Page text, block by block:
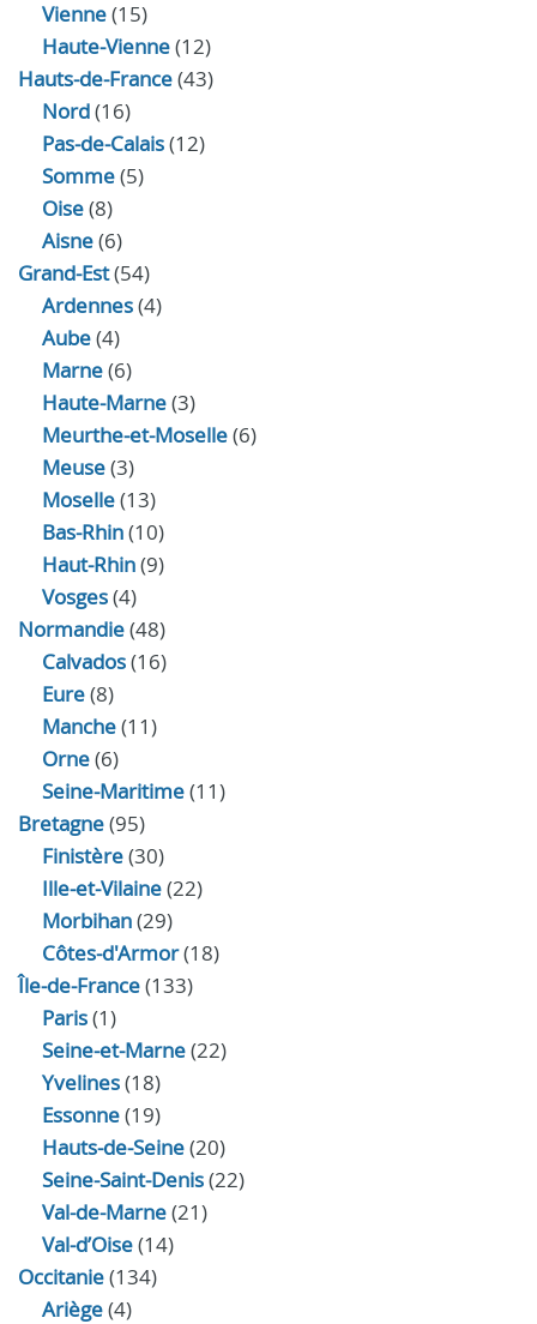
Vienne(15)
Haute-Vienne(12)
Hauts-de-France(43)
Nord(16)
Pas-de-Calais(12)
Somme(5)
Oise(8)
Aisne(6)
Grand-Est(54)
Ardennes(4)
Aube(4)
Marne(6)
Haute-Marne(3)
Meurthe-et-Moselle(6)
Meuse(3)
Moselle(13)
Bas-Rhin(10)
Haut-Rhin(9)
Vosges(4)
Normandie(48)
Calvados(16)
Eure(8)
Manche(11)
Orne(6)
Seine-Maritime(11)
Bretagne(95)
Finistère(30)
Ille-et-Vilaine(22)
Morbihan(29)
Côtes-d'Armor(18)
Île-de-France(133)
Paris(1)
Seine-et-Marne(22)
Yvelines(18)
Essonne(19)
Hauts-de-Seine(20)
Seine-Saint-Denis(22)
Val-de-Marne(21)
Val-d’Oise(14)
Occitanie(134)
Ariège(4)